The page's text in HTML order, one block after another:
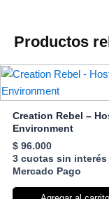
Productos
Creation Rebel –
Environment
$96.000
3 cuotas sin interés
Mercado Pago